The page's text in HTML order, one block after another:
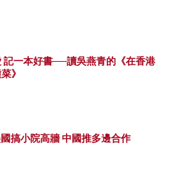
記一本好書──讀吳燕青的《在香港
》
搞小院高牆 中國推多邊合作